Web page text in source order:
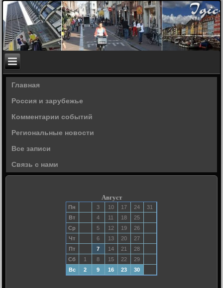
Главная
Россия и зарубежье
Комментарии событий
Региональные новости
Все записи
Связь с нами
Август
Пн 3 10 17 24
31
Вт
4 11 18
25
Ср
5 12 19
26
Чт
6 13 20
27
Пт
7 14 21
28
Сб
1 8 15 22
29
Вс
2 9 16 23 30